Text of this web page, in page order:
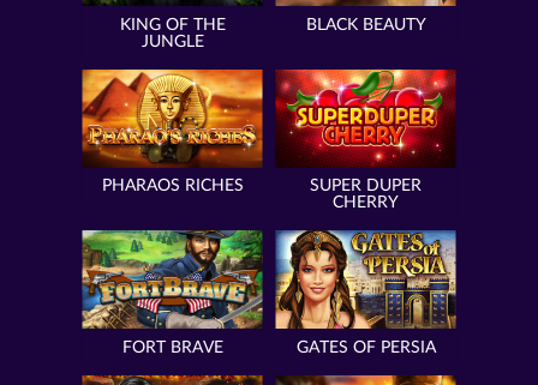
KING OF THE
JUNGLE
BLACK BEAUTY
PHARAOS RICHES
SUPER DUPER
CHERRY
FORT BRAVE GATES OF PERSIA